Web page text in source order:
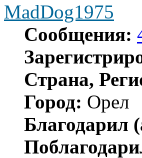
MadDog1975
Сообщения:
Страна,
Город: Орел
Благодарил